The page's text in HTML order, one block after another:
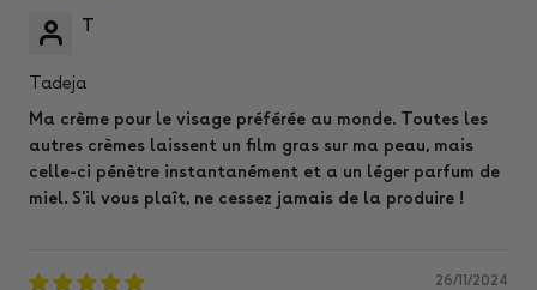
T
Tadeja
Ma crème pour le visage préférée au monde. Toutes les
autres crèmes laissent un film gras sur ma peau, mais
celle-ci pénètre instantanément et a un léger parfum de
miel. S'il vous plaît, ne cessez jamais de la produire !
26/11/2024